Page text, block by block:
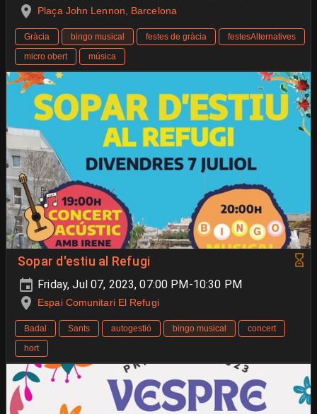
Plaça John Lennon, Barcelona
Gràcia bingo musical festes de gràcia
festesAlternatives
micro obert
música
Sopar d'estiu al Refugi
Friday, Jul 07, 2023, 07:00 PM-10:30 PM
Espai Comunitari El Refugi
Badal Sants autogestió bingo musical
concert
hort